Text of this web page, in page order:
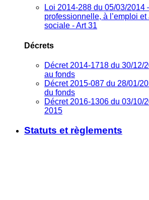
Loi 2014-288 du 05/03/2014
professionnelle, à l’emploi
sociale - Art 31
Décrets
Décret 2014-1718 du 30/12/
au fonds
Décret 2015-087 du 28/01/
du fonds
Décret 2016-1306 du 03/10/
2015
Statuts et règlements